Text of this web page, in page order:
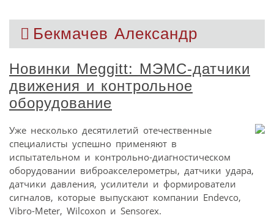
Бекмачев Александр
Новинки Meggitt: МЭМС-датчики
движения и контрольное
оборудование
Уже несколько десятилетий отечественные
специалисты успешно применяют в
испытательном и контрольно-диагностическом
оборудовании виброакселерометры, датчики удара,
датчики давления, усилители и формирователи
сигналов, которые выпускают компании Endevco,
Vibro-Meter, Wilcoxon и Sensorex.